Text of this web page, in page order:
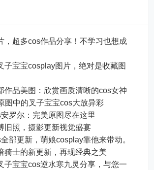
，超多cos作品分享！不学习也想成
子宝宝cosplay图片，绝对是收藏图
作品美图：欣赏画质清晰的cos女神
图中的叉子宝宝cos大放异彩
罗尔：完美原图尽在这里
旧照，摄影更新视觉盛宴
部更新，萌娘cosplay靠他来带动。
骑士的新更新，再现经典之美
子宝宝cos逆水寒九灵分享，与您一